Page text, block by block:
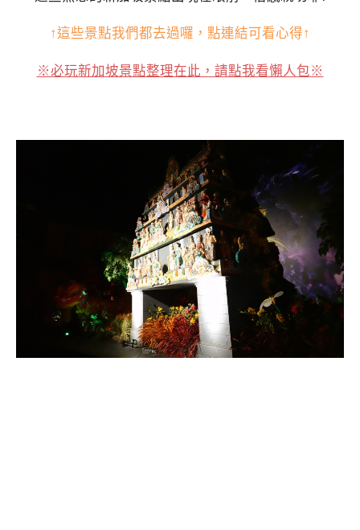
↑這些景點我們都去過囉，點連結可看心得↑
※必玩新加坡景點整理在此，請點我看懶人包※